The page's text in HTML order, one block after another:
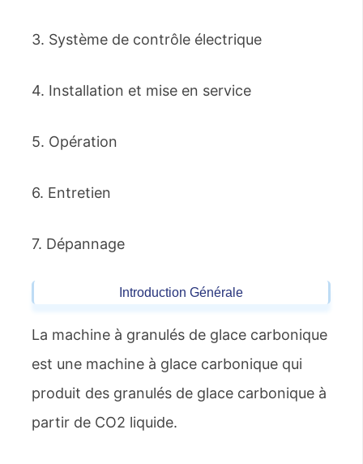
3. Système de contrôle électrique
4. Installation et mise en service
5. Opération
6. Entretien
7. Dépannage
Introduction Générale
La machine à granulés de glace carbonique
est une machine à glace carbonique qui
produit des granulés de glace carbonique à
partir de CO2 liquide.